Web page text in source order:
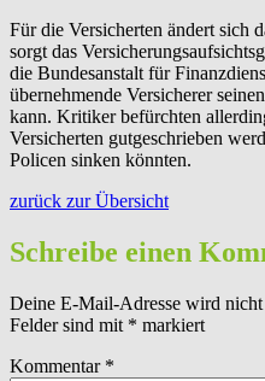
Für die Versicherten ändert sich
sorgt das
die Bundesanstalt für
übernehmende Versicherer
kann. Kritiker befürchten
Versicherten gutgeschrieben
Policen sinken könnten.
zurück zur Übersicht
Schreibe einen
Deine E-Mail-Adresse wird
Felder sind mit * markiert
Kommentar *